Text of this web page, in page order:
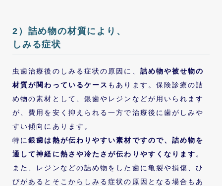
2）詰め物の材質により、
しみる症状
虫歯治療後のしみる症状の原因に、 詰め物や被せ物の
材質が関わっているケース もあります。保険診療の詰
め物の素材として、銀歯やレジンなどが用いられます
が、費用を安く抑えられる一方で治療後に歯がしみや
すい傾向にあります。
特に銀歯は熱が伝わりやすい素材ですので、詰め物を
通して神経に熱さや冷たさが伝わりやすくなります 。
また、レジンなどの詰め物をした歯に亀裂や損傷、ひ
びがあるとそこからしみる症状の原因となる場合もあ